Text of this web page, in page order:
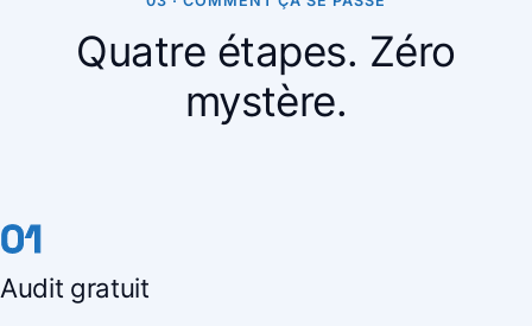
Quatre étapes. Zéro
mystère.
01
Audit gratuit